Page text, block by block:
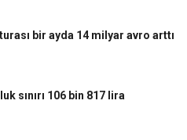
bir ayda 14 milyar avro arttı
sınırı 106 bin 817 lira